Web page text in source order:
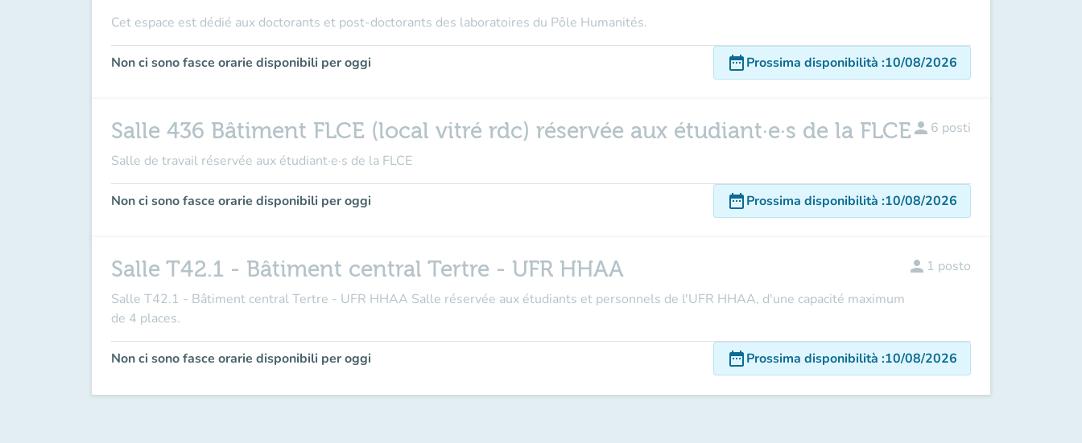
Cet espace est dédié aux doctorants et post-doctorants des laboratoires du Pôle Humanités.
Non ci sono fasce orarie disponibili per oggi date_rangeProssima disponibilità :10/08/2026
Salle 436 Bâtiment FLCE (local vitré rdc) réservée aux étudiant·e·s de la FLCE
Salle de travail réservée aux étudiant·e·s de la FLCE
person 6 posti
Non ci sono fasce orarie disponibili per oggi date_rangeProssima disponibilità :10/08/2026
Salle T42.1 - Bâtiment central Tertre - UFR HHAA
Salle T42.1 - Bâtiment central Tertre - UFR HHAA Salle réservée aux étudiants et personnels de l'UFR HHAA, d'une capacité maximum
de 4 places.
person 1 posto
Non ci sono fasce orarie disponibili per oggi date_rangeProssima disponibilità :10/08/2026